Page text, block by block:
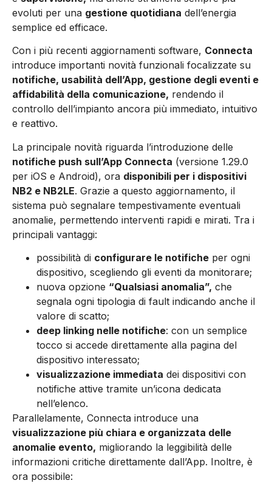
evoluti per una gestione quotidiana dell’energia
semplice ed efficace.
Con i più recenti aggiornamenti software, Connecta
introduce importanti novità funzionali focalizzate su
notifiche, usabilità dell’App, gestione degli eventi e
affidabilità della comunicazione, rendendo il
controllo dell’impianto ancora più immediato, intuitivo
e reattivo.
La principale novità riguarda l’introduzione delle
notifiche push sull’App Connecta (versione 1.29.0
per iOS e Android), ora disponibili per i dispositivi
NB2 e NB2LE. Grazie a questo aggiornamento, il
sistema può segnalare tempestivamente eventuali
anomalie, permettendo interventi rapidi e mirati. Tra i
principali vantaggi:
possibilità di configurare le notifiche per ogni
dispositivo, scegliendo gli eventi da monitorare;
nuova opzione “Qualsiasi anomalia”, che
segnala ogni tipologia di fault indicando anche il
valore di scatto;
deep linking nelle notifiche: con un semplice
tocco si accede direttamente alla pagina del
dispositivo interessato;
visualizzazione immediata dei dispositivi con
notifiche attive tramite un’icona dedicata
nell’elenco.
Parallelamente, Connecta introduce una
visualizzazione più chiara e organizzata delle
anomalie evento, migliorando la leggibilità delle
informazioni critiche direttamente dall’App. Inoltre, è
ora possibile: